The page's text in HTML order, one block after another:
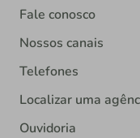
Fale conosco
Nossos canais
Telefones
Localizar uma
Ouvidoria